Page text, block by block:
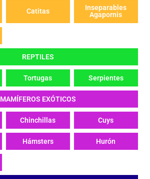
Catitas
Inseparables
Agapornis
REPTILES
Tortugas Serpientes
MAMÍFEROS EXÓTICOS
Chinchillas Cuys
Hámsters Hurón